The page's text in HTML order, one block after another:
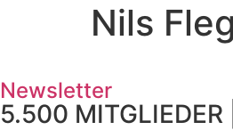
Nils
Newsletter
5.500